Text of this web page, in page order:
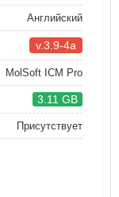
Английский
v.3.9-4a
MolSoft ICM Pro
3.11 GB
Присутствует